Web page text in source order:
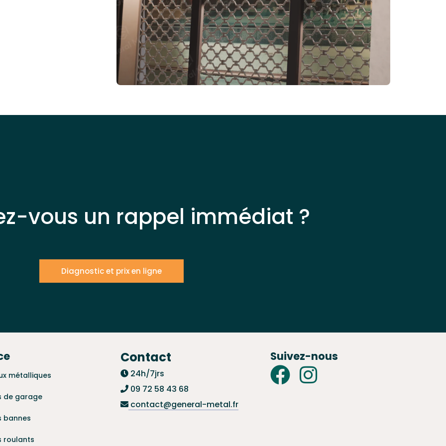
vous un rappel immédiat ?
Diagnostic et prix en ligne
métalliques
de garage
bannes
roulants
Contact
24h/7jrs
09 72 58 43 68
contact@general-metal.fr
Suivez-nous